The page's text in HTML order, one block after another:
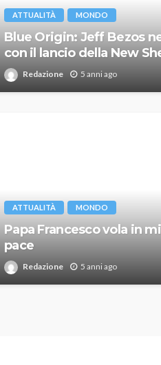
ATTUALITÀ MONDO
Blue Origin: Jeff Bezos
con il lancio della New
Redazione 5 anni ago
ATTUALITÀ MONDO
Papa Francesco vola in
pace
Redazione 5 anni ago